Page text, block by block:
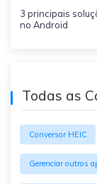
3 principais
no Android
Todas as
Conversor HEIC
Gerenciar outros